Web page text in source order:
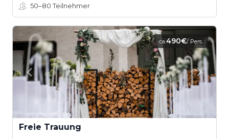
50–80Teilnehmer
ca.490€/ Pers.
Freie Trauung